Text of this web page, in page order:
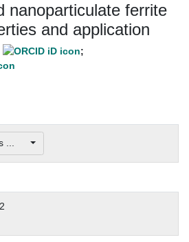
nanoparticulate ferrite
and application
;
...